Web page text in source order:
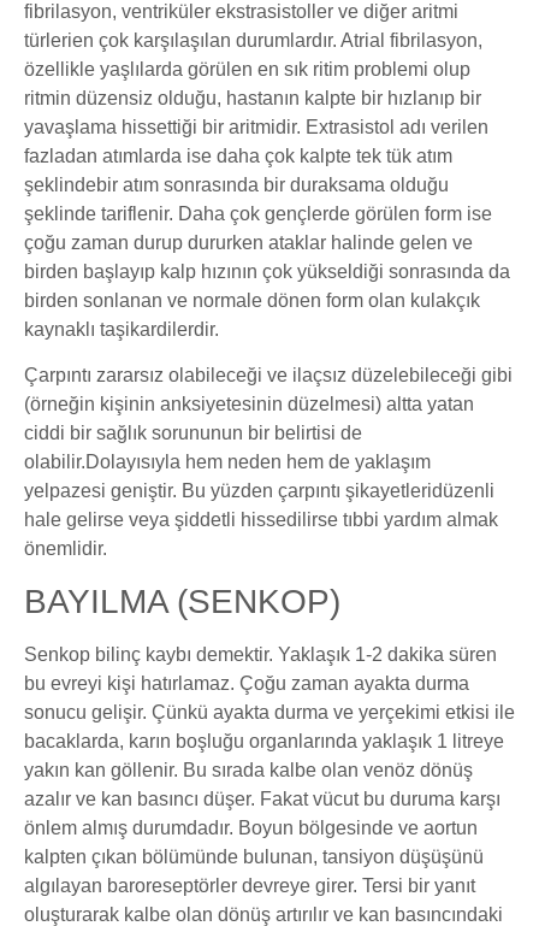
fibrilasyon, ventriküler ekstrasistoller ve diğer aritmi
türlerien çok karşılaşılan durumlardır. Atrial fibrilasyon,
özellikle yaşlılarda görülen en sık ritim problemi olup
ritmin düzensiz olduğu, hastanın kalpte bir hızlanıp bir
yavaşlama hissettiği bir aritmidir. Extrasistol adı verilen
fazladan atımlarda ise daha çok kalpte tek tük atım
şeklindebir atım sonrasında bir duraksama olduğu
şeklinde tariflenir. Daha çok gençlerde görülen form ise
çoğu zaman durup dururken ataklar halinde gelen ve
birden başlayıp kalp hızının çok yükseldiği sonrasında da
birden sonlanan ve normale dönen form olan kulakçık
kaynaklı taşikardilerdir.
Çarpıntı zararsız olabileceği ve ilaçsız düzelebileceği gibi
(örneğin kişinin anksiyetesinin düzelmesi) altta yatan
ciddi bir sağlık sorununun bir belirtisi de
olabilir.Dolayısıyla hem neden hem de yaklaşım
yelpazesi geniştir. Bu yüzden çarpıntı şikayetleridüzenli
hale gelirse veya şiddetli hissedilirse tıbbi yardım almak
önemlidir.
BAYILMA (SENKOP)
Senkop bilinç kaybı demektir. Yaklaşık 1-2 dakika süren
bu evreyi kişi hatırlamaz. Çoğu zaman ayakta durma
sonucu gelişir. Çünkü ayakta durma ve yerçekimi etkisi ile
bacaklarda, karın boşluğu organlarında yaklaşık 1 litreye
yakın kan göllenir. Bu sırada kalbe olan venöz dönüş
azalır ve kan basıncı düşer. Fakat vücut bu duruma karşı
önlem almış durumdadır. Boyun bölgesinde ve aortun
kalpten çıkan bölümünde bulunan, tansiyon düşüşünü
algılayan baroreseptörler devreye girer. Tersi bir yanıt
oluşturarak kalbe olan dönüş artırılır ve kan basıncındaki